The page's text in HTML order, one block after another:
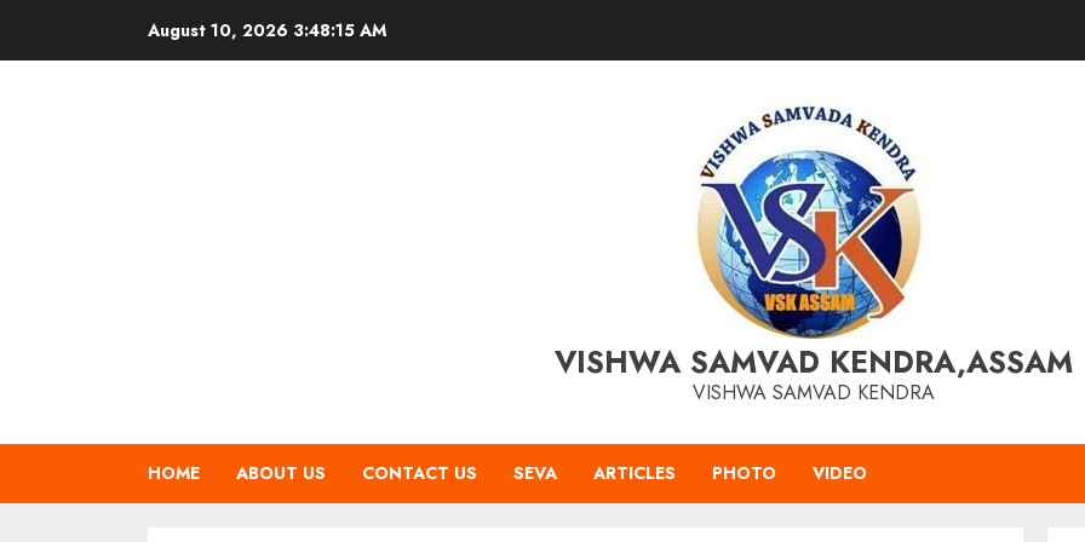
August 10, 2026 3:48:16 AM
VISHWA SAMVAD KENDRA,ASSAM
VISHWA SAMVAD KENDRA
HOME ABOUT US CONTACT US SEVA ARTICLES PHOTO VIDEO